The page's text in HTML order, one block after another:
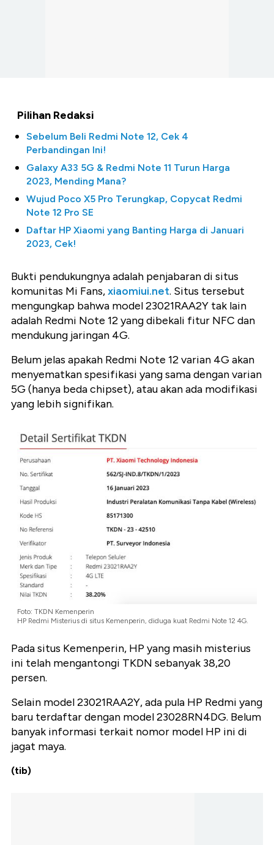
Pilihan Redaksi
Sebelum Beli Redmi Note 12, Cek 4
Perbandingan Ini!
Galaxy A33 5G & Redmi Note 11 Turun Harga
2023, Mending Mana?
Wujud Poco X5 Pro Terungkap, Copycat Redmi
Note 12 Pro SE
Daftar HP Xiaomi yang Banting Harga di Januari
2023, Cek!
Bukti pendukungnya adalah penjabaran di situs
komunitas Mi Fans,xiaomiui.net. Situs tersebut
mengungkap bahwa model 23021RAA2Y tak lain
adalah Redmi Note 12 yang dibekali fitur NFC dan
mendukung jaringan 4G.
Belum jelas apakah Redmi Note 12 varian 4G akan
menyematkan spesifikasi yang sama dengan varian
5G (hanya beda chipset), atau akan ada modifikasi
yang lebih signifikan.
Foto: TKDN Kemenperin
HP Redmi Misterius di situs Kemenperin, diduga kuat Redmi Note 12 4G.
Pada situs Kemenperin, HP yang masih misterius
ini telah mengantongi TKDN sebanyak 38,20
persen.
Selain model 23021RAA2Y, ada pula HP Redmi yang
baru terdaftar dengan model 23028RN4DG. Belum
banyak informasi terkait nomor model HP ini di
jagat maya.
(tib)